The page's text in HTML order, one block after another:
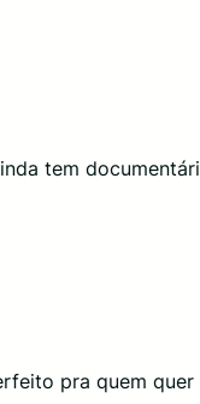
tem
pra quem quer